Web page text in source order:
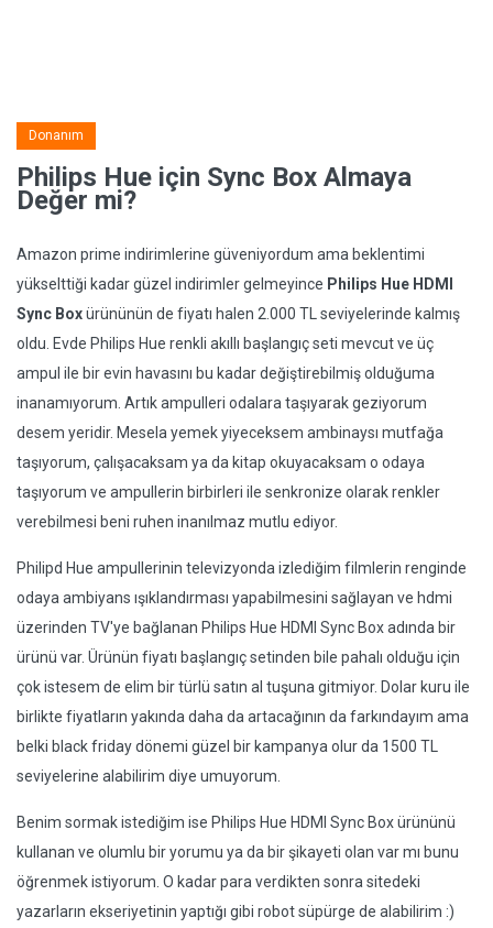
Donanım
Philips Hue için Sync Box Almaya
Değer mi?
Amazon prime indirimlerine güveniyordum ama beklentimi
yükselttiği kadar güzel indirimler gelmeyince Philips Hue HDMI
Sync Boxürününün de fiyatı halen 2.000 TL seviyelerinde kalmış
oldu. Evde Philips Hue renkli akıllı başlangıç seti mevcut ve üç
ampul ile bir evin havasını bu kadar değiştirebilmiş olduğuma
inanamıyorum. Artık ampulleri odalara taşıyarak geziyorum
desem yeridir. Mesela yemek yiyeceksem ambinaysı mutfağa
taşıyorum, çalışacaksam ya da kitap okuyacaksam o odaya
taşıyorum ve ampullerin birbirleri ile senkronize olarak renkler
verebilmesi beni ruhen inanılmaz mutlu ediyor.
Philipd Hue ampullerinin televizyonda izlediğim filmlerin renginde
odaya ambiyans ışıklandırması yapabilmesini sağlayan ve hdmi
üzerinden TV'ye bağlanan Philips Hue HDMI Sync Box adında bir
ürünü var. Ürünün fiyatı başlangıç setinden bile pahalı olduğu için
çok istesem de elim bir türlü satın al tuşuna gitmiyor. Dolar kuru ile
birlikte fiyatların yakında daha da artacağının da farkındayım ama
belki black friday dönemi güzel bir kampanya olur da 1500 TL
seviyelerine alabilirim diye umuyorum.
Benim sormak istediğim ise Philips Hue HDMI Sync Box ürününü
kullanan ve olumlu bir yorumu ya da bir şikayeti olan var mı bunu
öğrenmek istiyorum. O kadar para verdikten sonra sitedeki
yazarların ekseriyetinin yaptığı gibi robot süpürge de alabilirim :)